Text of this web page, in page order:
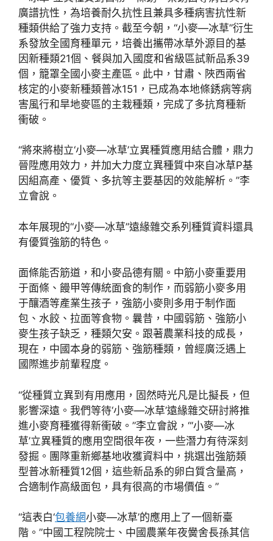
廣譜抗性，為培養耐久抗性且兼具多種病害抗性新
種類供給了強力支持。截至今朝，“小麥—冰草”衍生
系發放全國育種單元，培養出攜帶冰草外源目的基
因新種類21個、餐與加入國度和省級區試新品系39
個，籠罩全國小麥主產區。此中，甘肅、陜西兩省
核定的小麥新種類普冰151，已成為本地條銹病等病
害風行和旱地麥區的主栽種類，完成了多抗育種新
衝破。
“將來將樹立‘小麥—冰草’立異種質應用結合體，鼎力
晉陞應用效力，并加大力度立異種質中來自冰草P基
因組高產、優質、多抗等主要基因的效能解析。”李
立會說。
本年展現的“小麥—冰草”遠緣雜交系列種質資料還具
有優質強筋的特色。
面條能否筋道，和小麥品德有關。中筋小麥重要用
于面條、饅甲等傳統面食的制作，而弱筋小麥多用
于釀酒等產業生孩子，強筋小麥則多用于制作面
包、水餃、拉面等食物。曩昔，中國弱筋、強筋小
麥生孩子缺乏，種類欠安。跟著農業科技的成長，
現在，中國本身的弱筋、強筋種類，曾經廣泛遇上
國際進步前輩程度。
“從種質立異到有用應用，固然時光凡是比擬長，但
影響深遠。我們等待‘小麥—冰草’遠緣雜交研討將推
進小麥育種獲得新衝破。”李立會說，“‘小麥—冰
草’立異種質的應用空間很年夜，一些潛力有待深刻
發掘。團隊重新鄉基地收獲資料中，挑選出強筋類
型普冰新種質12個，這些新品系的卵白質含量高，
合適制作高級面包，具有很高的市場價值。”
“這表白‘包養網小麥—冰草’的應用上了一個新臺
階。”中國工程院院士、中國農業年夜黌舍長孫其信